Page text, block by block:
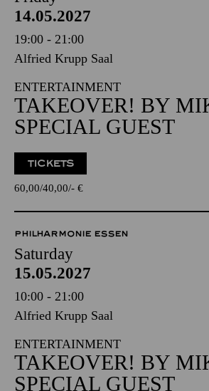
14.05.2027
19:00 - 21:00
Alfried Krupp Saal
ENTERTAINMENT
TAKEOVER! BY
SPECIAL GUEST
TICKETS
60,00 40,00 - €
PHILHARMONIE ESSEN
Saturday
15.05.2027
10:00 - 21:00
Alfried Krupp Saal
ENTERTAINMENT
TAKEOVER! BY
SPECIAL GUEST